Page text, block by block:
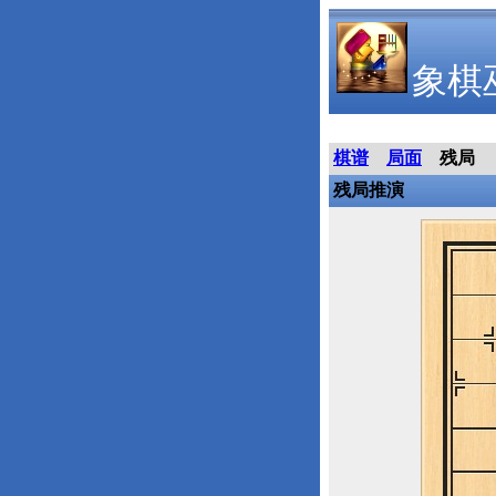
象棋
棋谱 局面
残局
残局推演